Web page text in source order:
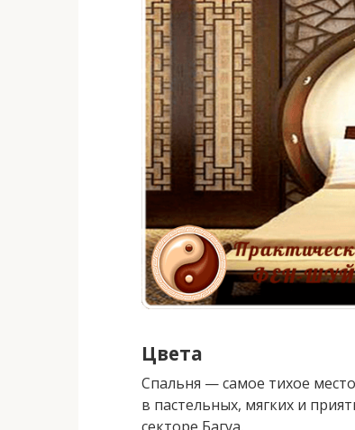
Цвета
Спальня — самое тихое
в пастельных, мягких и